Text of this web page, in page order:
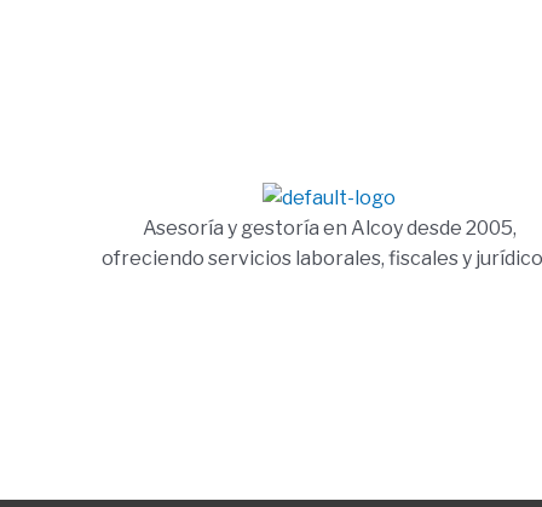
Asesoría y gestoría en Alcoy desde 2005,
ofreciendo servicios laborales, fiscales y